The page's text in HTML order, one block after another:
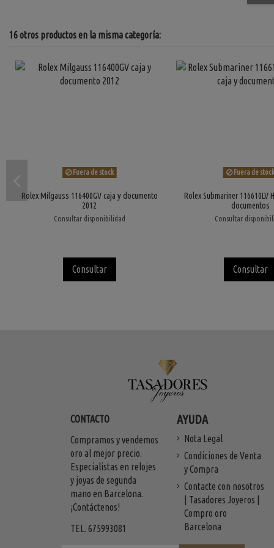
16 otros productos en la misma categoría:
Fuera de stock
Rolex Milgauss 116400GV caja y documento
2012
Consultar disponibilidad
Consultar
Fuera de stock
Rolex Submariner 116610LV
documentos
Consultar
Consultar
CONTACTO
Compramos y vendemos
oro al mejor precio.
Especialistas en relojes
y joyas de segunda
mano en Barcelona.
¡Contáctenos!
TEL. 675993081
AYUDA
Nota Legal
Condiciones de Venta
y Compra
Contacte con nosotros
| Tasadores Joyeros |
Compro oro
Barcelona